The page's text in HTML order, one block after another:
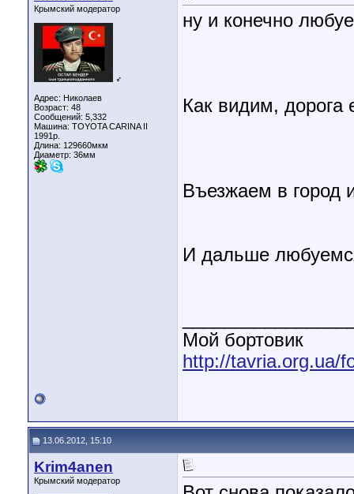
Крымский модератор
♂
Адрес: Николаев
Возраст: 48
Сообщений: 5,332
Машина: TOYOTA CARINA II
1991р.
Длина: 129660мкм
Диаметр: 36мм
ну и конечно
Как видим, дорога
Въезжаем в город
И дальше
Мой бортовик
http://tavria.org.ua/
13.06.2012, 15:10
Krim4anen
Крымский модератор